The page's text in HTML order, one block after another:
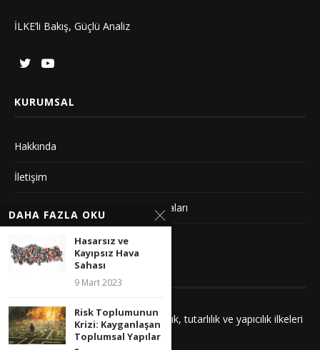
İLKE’li Bakış, Güçlü Analiz
KURUMSAL
Hakkında
İletişim
Gizlilik Sözleşmesi ve Yayın Politikaları
YAYIN İLKELERIMIZ
Yayınlarımız adalet, saygı, kuşatıcılık, tutarlılık ve yapıcılık ilkeleri
çerçevesinde hazırlanır.
DAHA FAZLA OKU
Hasarsız ve
Kayıpsız Hava
Sahası
9 Mart 2023
Risk Toplumunun
Krizi: Kayganlaşan
Toplumsal Yapılar